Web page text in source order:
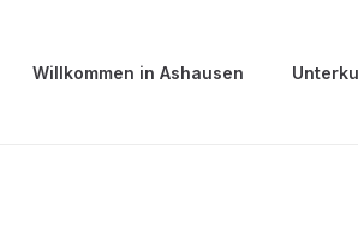
Willkommen in Ashausen